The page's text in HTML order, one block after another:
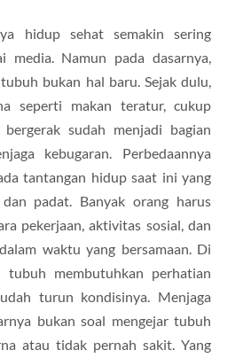
hidup sehat semakin sering
media. Namun pada dasarnya,
bukan hal baru. Sejak dulu,
seperti makan teratur, cukup
sudah menjadi bagian
kebugaran. Perbedaannya
tantangan hidup saat ini yang
padat. Banyak orang harus
pekerjaan, aktivitas sosial, dan
waktu yang bersamaan. Di
membutuhkan perhatian
turun kondisinya. Menjaga
bukan soal mengejar tubuh
atau tidak pernah sakit. Yang